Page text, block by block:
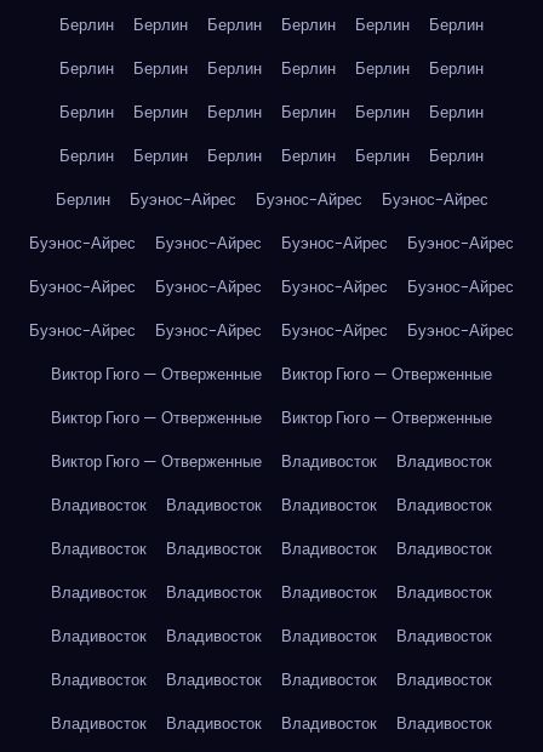
Берлин
Берлин Берлин Берлин Берлин
Берлин
Берлин
Берлин Берлин Берлин Берлин
Берлин
Берлин
Берлин Берлин Берлин Берлин
Берлин
Берлин
Берлин Берлин Берлин Берлин
Берлин
Берлин
Буэнос-Айрес Буэнос-Айрес
Буэнос-Айрес
Буэнос-Айрес
Буэнос-Айрес Буэнос-Айрес
Буэнос-Айрес
Буэнос-Айрес
Буэнос-Айрес Буэнос-Айрес
Буэнос-Айрес
Буэнос-Айрес
Буэнос-Айрес Буэнос-Айрес
Буэнос-Айрес
Виктор Гюго — Отверженные
Виктор Гюго — Отверженные
Виктор Гюго — Отверженные
Виктор Гюго — Отверженные
Виктор Гюго — Отверженные
Владивосток
Владивосток
Владивосток
Владивосток Владивосток
Владивосток
Владивосток
Владивосток Владивосток
Владивосток
Владивосток
Владивосток Владивосток
Владивосток
Владивосток
Владивосток Владивосток
Владивосток
Владивосток
Владивосток Владивосток
Владивосток
Владивосток
Владивосток Владивосток
Владивосток